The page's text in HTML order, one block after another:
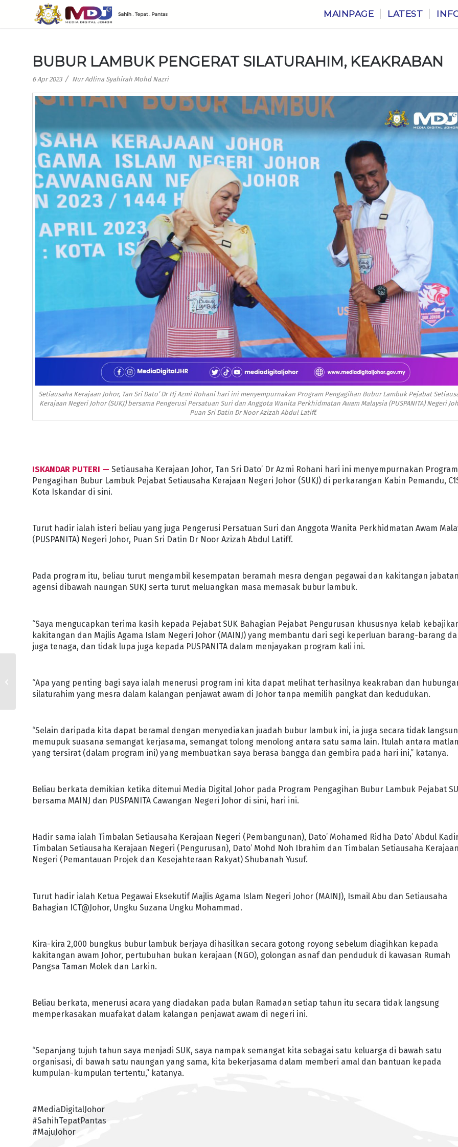
MAINPAGE LATEST
BUBUR LAMBUK PENGERAT SILATURAHIM, KEAKRABAN
6 Apr 2023 / Nur Adlina Syahirah Mohd Nazri
Setiausaha Kerajaan Johor, Tan Sri Dato’ Dr Hj Azmi Rohani hari ini menyempurnakan Program Pengagihan Bubur Lambuk Pejabat
Kerajaan Negeri Johor (SUKJ) bersama Pengerusi Persatuan Suri dan Anggota Wanita Perkhidmatan Awam Malaysia (PUSPANITA) Negeri
Puan Sri Datin Dr Noor Azizah Abdul Latiff.
ISKANDAR PUTERI — Setiausaha Kerajaan Johor, Tan Sri Dato’ Dr Azmi Rohani hari ini menyempurnakan Program
Pengagihan Bubur Lambuk Pejabat Setiausaha Kerajaan Negeri Johor (SUKJ) di perkarangan Kabin Pemandu,
Kota Iskandar di sini.
Turut hadir ialah isteri beliau yang juga Pengerusi Persatuan Suri dan Anggota Wanita Perkhidmatan Awam
(PUSPANITA) Negeri Johor, Puan Sri Datin Dr Noor Azizah Abdul Latiff.
Pada program itu, beliau turut mengambil kesempatan beramah mesra dengan pegawai dan kakitangan
agensi dibawah naungan SUKJ serta turut meluangkan masa memasak bubur lambuk.
“Saya mengucapkan terima kasih kepada Pejabat SUK Bahagian Pejabat Pengurusan khususnya kelab
kakitangan dan Majlis Agama Islam Negeri Johor (MAINJ) yang membantu dari segi keperluan barang-barang
juga tenaga, dan tidak lupa juga kepada PUSPANITA dalam menjayakan program kali ini.
“Apa yang penting bagi saya ialah menerusi program ini kita dapat melihat terhasilnya keakraban dan
silaturahim yang mesra dalam kalangan penjawat awam di Johor tanpa memilih pangkat dan kedudukan.
“Selain daripada kita dapat beramal dengan menyediakan juadah bubur lambuk ini, ia juga secara tidak
memupuk suasana semangat kerjasama, semangat tolong menolong antara satu sama lain. Itulah antara
yang tersirat (dalam program ini) yang membuatkan saya berasa bangga dan gembira pada hari ini,” katanya.
Beliau berkata demikian ketika ditemui Media Digital Johor pada Program Pengagihan Bubur Lambuk Pejabat
bersama MAINJ dan PUSPANITA Cawangan Negeri Johor di sini, hari ini.
Hadir sama ialah Timbalan Setiausaha Kerajaan Negeri (Pembangunan), Dato’ Mohamed Ridha Dato’ Abdul
Timbalan Setiausaha Kerajaan Negeri (Pengurusan), Dato’ Mohd Noh Ibrahim dan Timbalan Setiausaha Kerajaan
Negeri (Pemantauan Projek dan Kesejahteraan Rakyat) Shubanah Yusuf.
Turut hadir ialah Ketua Pegawai Eksekutif Majlis Agama Islam Negeri Johor (MAINJ), Ismail Abu dan Setiausaha
Bahagian ICT@Johor, Ungku Suzana Ungku Mohammad.
Kira-kira 2,000 bungkus bubur lambuk berjaya dihasilkan secara gotong royong sebelum diagihkan kepada
kakitangan awam Johor, pertubuhan bukan kerajaan (NGO), golongan asnaf dan penduduk di kawasan Rumah
Pangsa Taman Molek dan Larkin.
Beliau berkata, menerusi acara yang diadakan pada bulan Ramadan setiap tahun itu secara tidak langsung
memperkasakan muafakat dalam kalangan penjawat awam di negeri ini.
“Sepanjang tujuh tahun saya menjadi SUK, saya nampak semangat kita sebagai satu keluarga di bawah satu
organisasi, di bawah satu naungan yang sama, kita bekerjasama dalam memberi amal dan bantuan kepada
kumpulan-kumpulan tertentu,” katanya.
#MediaDigitalJohor
#SahihTepatPantas
#MajuJohor
PENTING JOHOR-
SINGAPURA